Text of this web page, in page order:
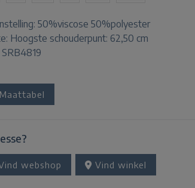
50%viscose 50%polyester
Hoogste schouderpunt: 62,50 cm
SRB4819
Maattabel
webshop Vind winkel